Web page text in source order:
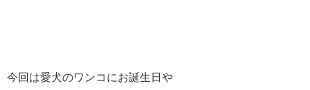
今回は愛犬のワンコにお誕生日や